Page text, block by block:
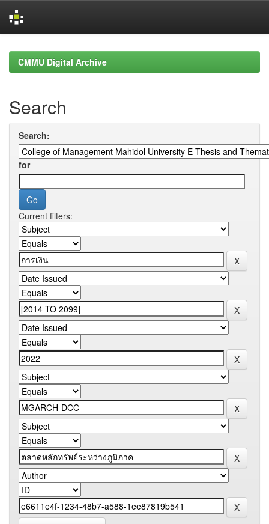
navigationCMMU Digital Archive
Search
Search:
for
Current filters: